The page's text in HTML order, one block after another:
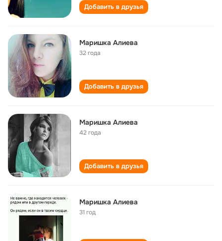
Добавить в друзья
Маришка Алиева
32 года
Добавить в друзья
Маришка Алиева
42 года
Добавить в друзья
Маришка Алиева
31 год